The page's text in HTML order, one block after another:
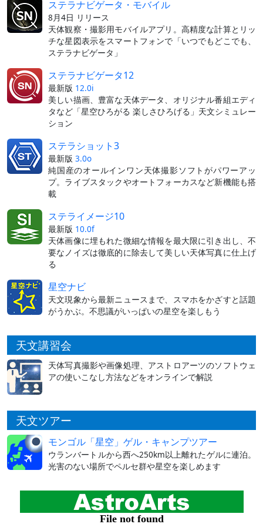
ステラナビゲータ・モバイル
8月4日 リリース
天体観察・撮影用モバイルアプリ。高精度な計算とリッ
チな星図表示をスマートフォンで「いつでもどこでも、
ステラナビゲータ」
ステラナビゲータ12
最新版 12.0i
美しい描画、豊富な天体データ、オリジナル番組エディ
タなど「星空ひろがる 楽しさひろげる」天文シミュレー
ション
ステラショット3
最新版 3.0o
純国産のオールインワン天体撮影ソフトがパワーアッ
プ。ライブスタックやオートフォーカスなど新機能も搭
載
ステライメージ10
最新版 10.0f
天体画像に埋もれた微細な情報を最大限に引き出し、不
要なノイズは徹底的に除去して美しい天体写真に仕上げ
る
星空ナビ
天文現象から最新ニュースまで、スマホをかざすと話題
がうかぶ。不思議がいっぱいの星空を楽しもう
天文講習会
天体写真撮影や画像処理、アストロアーツのソフトウェ
アの使いこなし方法などをオンラインで解説
天文ツアー
モンゴル「星空」ゲル・キャンプツアー
ウランバートルから西へ250km以上離れたゲルに連泊。
光害のない場所でペルセ群や星空を楽しめます